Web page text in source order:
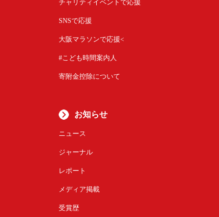
チャリティイベントで応援
SNSで応援
大阪マラソンで応援<
#こども時間案内人
寄附金控除について
お知らせ
ニュース
ジャーナル
レポート
メディア掲載
受賞歴